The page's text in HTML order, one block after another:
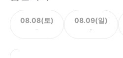
08.08(토)
-
08.09(일)
-